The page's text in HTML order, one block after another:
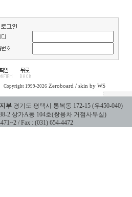
Copyright 1999-2026 Zeroboard / skin by WS
부경기도 평택시 통복동 172-15 (우450-040)
가A동 104호(쌍용차 거점사무실)
/ Fax : (031) 654-4472